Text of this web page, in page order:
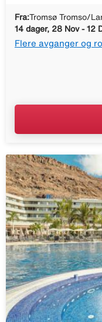
Fra:Tromsø Tromso/
14 dager, 28 Nov - 12
Flere avganger og